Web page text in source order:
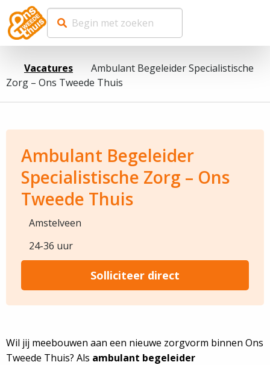
Vacatures
Ambulant Begeleider Specialistische
Zorg – Ons Tweede Thuis
Ambulant Begeleider
Specialistische Zorg – Ons
Tweede Thuis
Amstelveen
24-36 uur
Solliciteer direct
Wil jij meebouwen aan een nieuwe zorgvorm binnen Ons
Tweede Thuis? Als ambulant begeleider